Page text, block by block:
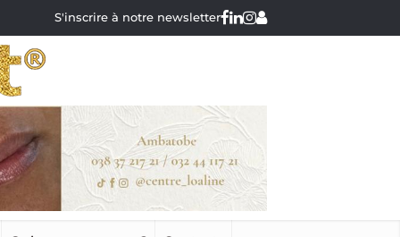
S'inscrire à notre newsletter